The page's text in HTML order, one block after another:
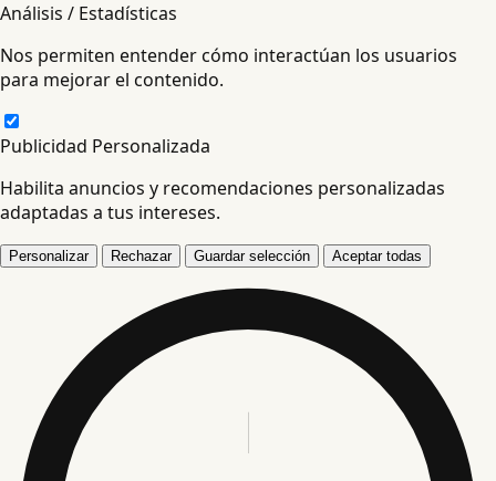
Análisis / Estadísticas
Nos permiten entender cómo interactúan los usuarios
para mejorar el contenido.
Publicidad Personalizada
Habilita anuncios y recomendaciones personalizadas
adaptadas a tus intereses.
Personalizar Rechazar Guardar selección Aceptar todas